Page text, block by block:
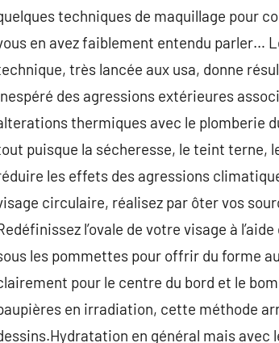
techniques de maquillage pour
en avez faiblement entendu parler…
très lancée aux usa, donne
des agressions extérieures
thermiques avec le plomberie
puisque la sécheresse, le teint terne,
les effets des agressions
circulaire, réalisez par ôter vos
l’ovale de votre visage à
les pommettes pour offrir du forme
pour le centre du bord et le
en irradiation, cette méthode
en général mais